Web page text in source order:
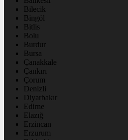
Bilecik
Bingöl
Bitlis
Bolu
Burdur
Bursa
Çanakkale
Çankırı
Çorum
Denizli
Diyarbakır
Edirne
Elazığ
Erzincan
Erzurum